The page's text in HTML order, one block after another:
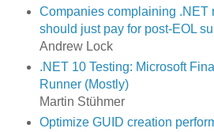
Companies complaining .NET
should just pay for post-EOL
Andrew Lock
.NET 10 Testing: Microsoft
Runner (Mostly)
Martin Stühmer
Optimize GUID creation